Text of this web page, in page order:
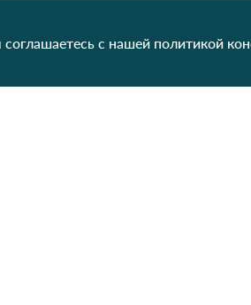
с нашей политикой